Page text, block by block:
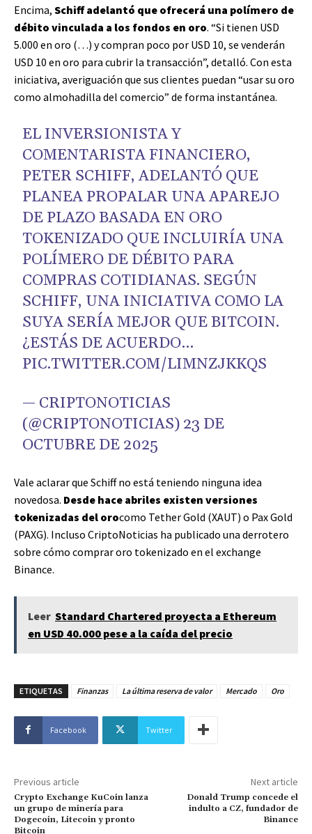
Encima, Schiff adelantó que ofrecerá una polímero de
débito vinculada a los fondos en oro. “Si tienen USD
5.000 en oro (…) y compran poco por USD 10, se venderán
USD 10 en oro para cubrir la transacción”, detalló. Con esta
iniciativa, averiguación que sus clientes puedan “usar su oro
como almohadilla del comercio” de forma instantánea.
EL INVERSIONISTA Y
COMENTARISTA FINANCIERO,
PETER SCHIFF, ADELANTÓ QUE
PLANEA PROPALAR UNA APAREJO
DE PLAZO BASADA EN ORO
TOKENIZADO QUE INCLUIRÍA UNA
POLÍMERO DE DÉBITO PARA
COMPRAS COTIDIANAS. SEGÚN
SCHIFF, UNA INICIATIVA COMO LA
SUYA SERÍA MEJOR QUE BITCOIN.
¿ESTÁS DE ACUERDO…
PIC.TWITTER.COM/LIMNZJKKQS
— CRIPTONOTICIAS
(@CRIPTONOTICIAS) 23 DE
OCTUBRE DE 2025
Vale aclarar que Schiff no está teniendo ninguna idea
novedosa. Desde hace abriles existen versiones
tokenizadas del orocomo Tether Gold (XAUT) o Pax Gold
(PAXG). Incluso CriptoNoticias ha publicado una derrotero
sobre cómo comprar oro tokenizado en el exchange
Binance.
Leer Standard Chartered proyecta a Ethereum
en USD 40.000 pese a la caída del precio
ETIQUETAS Finanzas La última reserva de valor Mercado Oro
Facebook Twitter
Previous article
Crypto Exchange KuCoin lanza
un grupo de minería para
Dogecoin, Litecoin y pronto
Bitcoin
Next article
Donald Trump concede el
indulto a CZ, fundador de
Binance